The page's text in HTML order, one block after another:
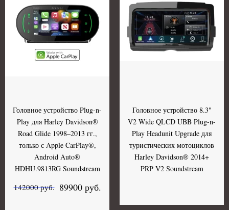
Головное устройство Plug-n-
Play для Harley Davidson®
Road Glide 1998–2013 гг.,
только с Apple CarPlay®,
Android Auto®
HDHU.9813RG Soundstream
142000 руб. 89900 руб.
Головное устройство 8.3"
V2 Wide QLCD UBB Plug-n-
Play Headunit Upgrade для
туристических мотоциклов
Harley Davidson® 2014+
PRP V2 Soundstream